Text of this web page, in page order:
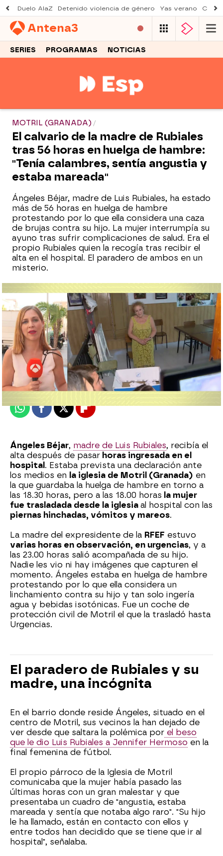
Duelo AlaZ Detenido violencia de género Yas verano
Antena3
SERIES PROGRAMAS NOTICIAS
MOTRIL (GRANADA)
El calvario de la madre de Rubiales
tras 56 horas en huelga de hambre:
"Tenía calambres, sentía angustia y
estaba mareada"
Ángeles Béjar, madre de Luis Rubiales, ha estado
más de 56 horas en huelga de hambre
protestando por lo que ella considera una caza
de brujas contra su hijo. La mujer interrumpía su
ayuno tras sufrir complicaciones de salud. Era el
propio Rubiales quien la recogía tras recibir el
alta en el hospital. El paradero de ambos en un
misterio.
Laura Simón
Publicado:31 de agosto de 2023, 14:35
WhatsappFacebook
X Flipboard
Ángeles Béjar, madre de Luis Rubiales, recibía el
alta después de pasar horas ingresada en el
hospital . Estaba prevista una declaración ante
los medios en la iglesia de Motril (Granada) en
la que guardaba la huelga de hambre en torno a
las 18.30 horas, pero a las 18.00 horas la mujer
fue trasladada desde la iglesia al hospital con las
piernas hinchadas, vómitos y mareos.
La madre del expresidente de la RFEF estuvo
varias horas en observación, en urgencias, y a
las 23.00 horas salió acompañada de su hijo.
Nadie les vio ni hay imágenes que capturen el
momento. Ángeles estaba en huelga de hambre
protestando por lo que ella considera un
linchamiento contra su hijo y tan solo ingería
agua y bebidas isotónicas. Fue un coche de
protección civil de Motril el que la trasladó hasta
Urgencias.
El paradero de Rubiales y su
madre, una incógnita
En el barrio donde reside Ángeles, situado en el
centro de Motril, sus vecinos la han dejado de
ver desde que saltara la polémica por el beso
que le dio Luis Rubiales a Jennifer Hermoso en la
final femenina de fútbol.
El propio párroco de la Iglesia de Motril
comunicaba que la mujer había pasado las
últimas horas con un gran malestar y que
presentaba un cuadro de "angustia, estaba
mareada y sentía que notaba algo raro". "Su hijo
le ha llamado, están en contacto con ellos y
entre todos han decidido que se tiene que ir al
hospital", señalaba.